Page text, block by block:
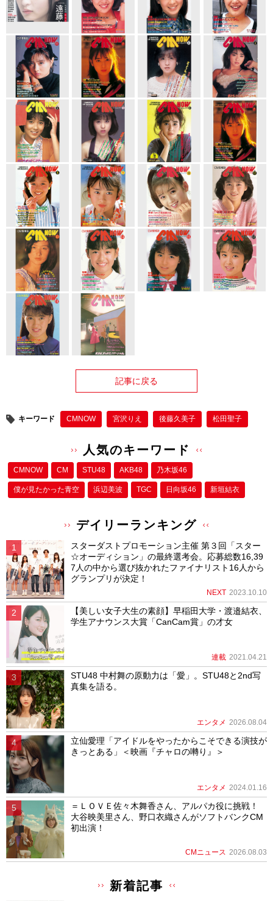
記事に戻る
キーワード CMNOW 宮沢りえ 後藤久美子 松田聖子
人気のキーワード
CMNOW CM STU48 AKB48 乃木坂46
僕が⾒たかった⻘空 浜辺美波 TGC 日向坂46 新垣結衣
デイリーランキング
スターダストプロモーション主催 第３回「スター
☆オーディション」の最終選考会。応募総数16,39
7人の中から選び抜かれたファイナリスト16人から
グランプリが決定！
NEXT 2023.10.10
【美しい女子大生の素顔】早稲田大学・渡邉結衣、
学生アナウンス大賞「CanCam賞」の才女
連載 2021.04.21
STU48 中村舞の原動力は「愛」。STU48と2nd写
真集を語る。
エンタメ 2026.08.04
立仙愛理「アイドルをやったからこそできる演技が
きっとある」＜映画『チャロの囀り』＞
エンタメ 2024.01.16
＝ＬＯＶＥ佐々木舞香さん、アルパカ役に挑戦！
大谷映美里さん、野口衣織さんがソフトバンクCM
初出演！
CMニュース 2026.08.03
新着記事